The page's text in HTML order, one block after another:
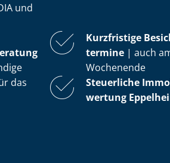
und
Kurzfristige
ter­mi­ne | auch
Wochenende
das
Steuerliche
wer­tung